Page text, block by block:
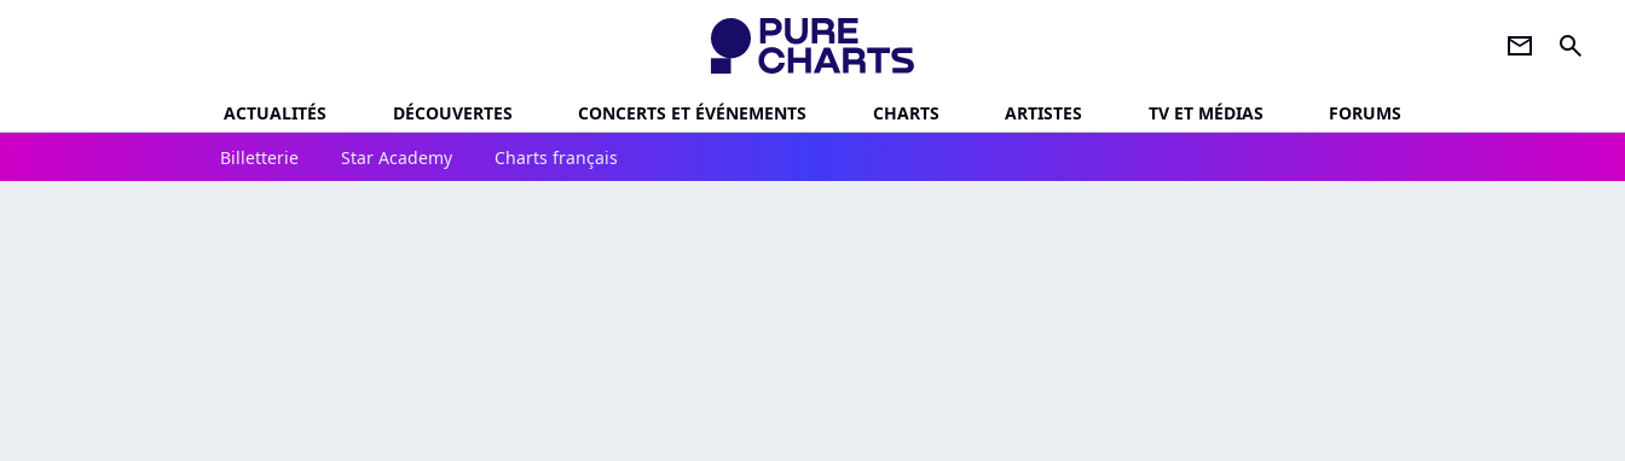
newsletter search
ACTUALITÉS DÉCOUVERTES CONCERTS ET ÉVÉNEMENTS CHARTS ARTISTES TV ET MÉDIAS
FORUMS
Billetterie
Star Academy Charts français